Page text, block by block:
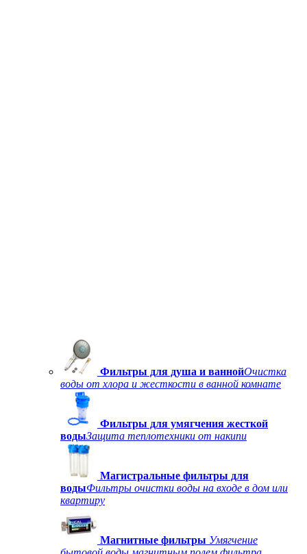
Фильтры для душа и ваннойОчистка
воды от хлора и жесткости в ванной комнате
Фильтры для умягчения жесткой
водыЗащита теплотехники от накипи
Магистральные фильтры для
водыФильтры очистки воды на входе в дом или
квартиру
Магнитные фильтры Умягчение